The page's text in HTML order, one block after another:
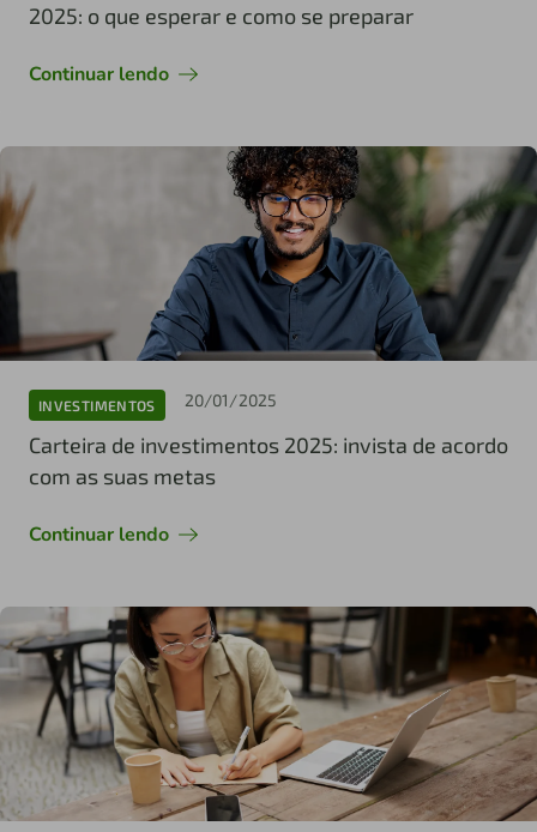
2025: o que esperar e como se preparar
Continuar lendo
INVESTIMENTOS 20/01/2025
Carteira de investimentos 2025: invista de acordo
com as suas metas
Continuar lendo